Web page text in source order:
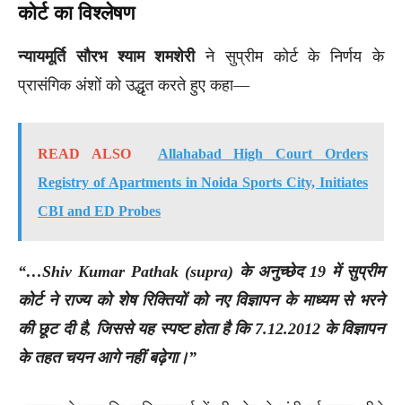
कोर्ट का विश्लेषण
न्यायमूर्ति सौरभ श्याम शमशेरीने सुप्रीम कोर्ट के निर्णय के
प्रासंगिक अंशों को उद्धृत करते हुए कहा—
READ ALSO
Allahabad High Court Orders
Registry of Apartments in Noida Sports City, Initiates
CBI and ED Probes
“…Shiv Kumar Pathak (supra) के अनुच्छेद 19 में सुप्रीम
कोर्ट ने राज्य को शेष रिक्तियों को नए विज्ञापन के माध्यम से भरने
की छूट दी है, जिससे यह स्पष्ट होता है कि 7.12.2012 के विज्ञापन
के तहत चयन आगे नहीं बढ़ेगा।”